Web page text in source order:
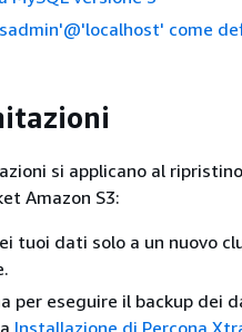
come
si applicano al
Amazon S3:
tuoi dati solo a un nuovo
per eseguire il backup dei
Installazione di Percona